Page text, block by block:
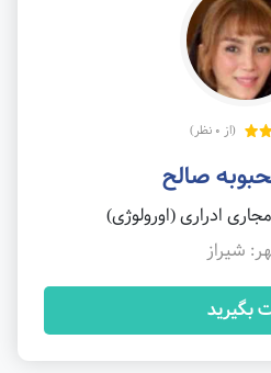
(از 0 نظر)
صالح
ادراری (اورولوژی)
شیراز
بگیرید